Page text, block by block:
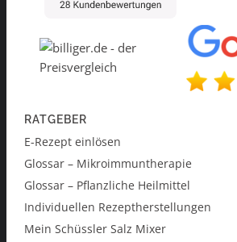
RATGEBER
E-Rezept einlösen
Glossar – Mikroimmuntherapie
Glossar – Pflanzliche Heilmittel
Individuellen Rezeptherstellungen
Mein Schüssler Salz Mixer